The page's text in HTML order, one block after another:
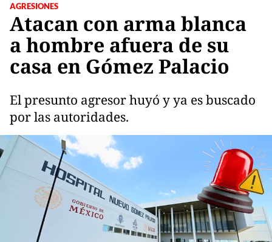
AGRESIONES
Atacan con arma blanca
a hombre afuera de su
casa en Gómez Palacio
El presunto agresor huyó y ya es buscado
por las autoridades.